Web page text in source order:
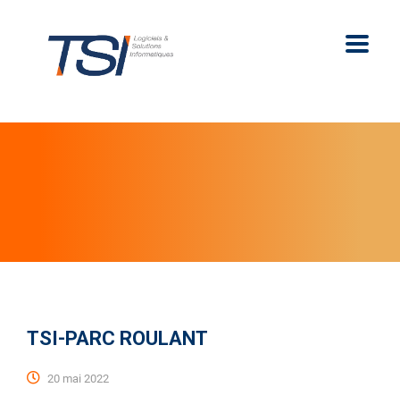
TSI-PARC ROULANT
20 mai 2022